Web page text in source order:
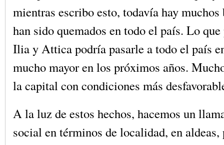
mientras escribo esto, todavía hay muchos
han sido quemados en todo el país. Lo
Ilia y Attica podría pasarle a todo el país
mucho mayor en los próximos años.
la capital con condiciones más
A la luz de estos hechos, hacemos un
social en términos de localidad, en aldeas,